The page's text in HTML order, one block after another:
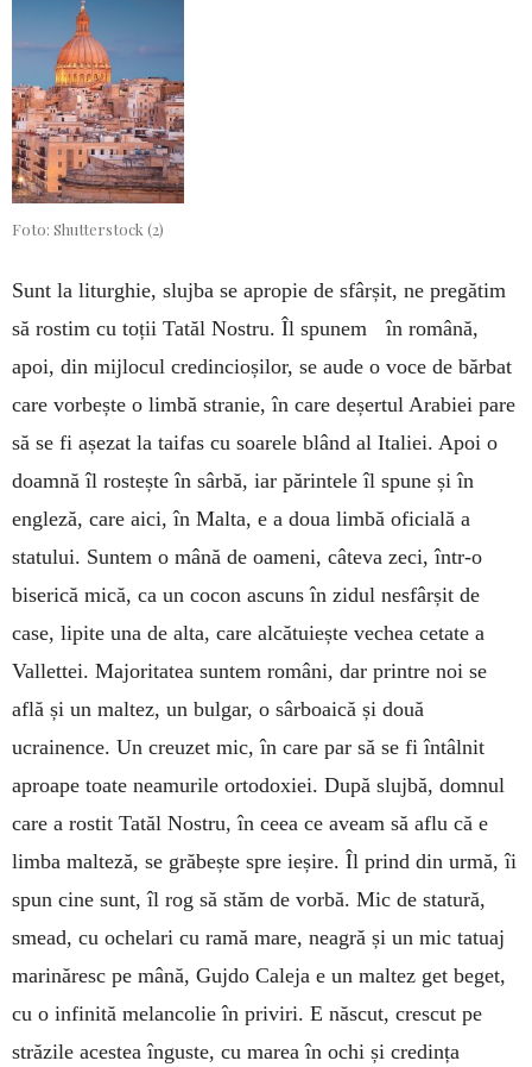
Foto: Shutterstock (2)
Sunt la liturghie, slujba se apropie de sfârșit, ne pregătim
să rostim cu toții Tatăl Nostru. Îl spunem în română,
apoi, din mijlocul credincioșilor, se aude o voce de bărbat
care vorbește o limbă stranie, în care deșertul Arabiei pare
să se fi așezat la taifas cu soarele blând al Italiei. Apoi o
doamnă îl rostește în sârbă, iar părintele îl spune și în
engleză, care aici, în Malta, e a doua limbă oficială a
statului. Suntem o mână de oameni, câteva zeci, într-o
biserică mică, ca un cocon ascuns în zidul nesfârșit de
case, lipite una de alta, care alcătuiește vechea cetate a
Vallettei. Majoritatea suntem români, dar printre noi se
află și un maltez, un bulgar, o sârboaică și două
ucrainence. Un creuzet mic, în care par să se fi întâlnit
aproape toate nea­murile ortodoxiei. După slujbă, domnul
care a rostit Tatăl Nostru, în ceea ce aveam să aflu că e
limba malteză, se grăbește spre ieșire. Îl prind din urmă, îi
spun cine sunt, îl rog să stăm de vorbă. Mic de statură,
smead, cu ochelari cu ramă mare, neagră și un mic tatuaj
marinăresc pe mână, Gujdo Caleja e un maltez get beget,
cu o infinită melancolie în priviri. E născut, crescut pe
străzile acestea înguste, cu marea în ochi și credința